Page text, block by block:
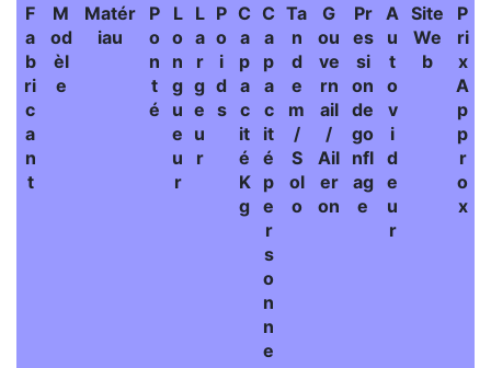
F
a
b
ri
c
a
n
t
M
od
èl
e
Matér
iau
P
o
n
t
é
L
o
n
g
u
e
u
r
L
a
r
g
e
u
r
P
o
i
d
s
C
a
p
a
c
it
é
K
g
C
a
p
a
c
it
é
p
e
r
s
o
n
n
e
Ta
n
d
e
m
/
S
ol
o
G
ou
ve
rn
ail
/
Ail
er
on
Pr
es
si
on
de
go
nfl
ag
e
A
u
t
o
v
i
d
e
u
r
Site
We
b
P
ri
x
A
p
p
r
o
x